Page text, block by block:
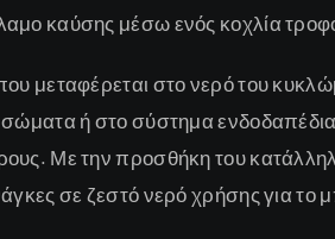
καύσης μέσω ενός κοχλία
μεταφέρεται στο νερό του
ή στο σύστημα
Με την προσθήκη του
σε ζεστό νερό χρήσης για το